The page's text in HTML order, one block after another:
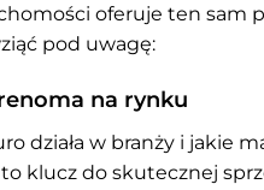
oferuje ten sam
pod uwagę:
na rynku
działa w branży i jakie
klucz do skutecznej